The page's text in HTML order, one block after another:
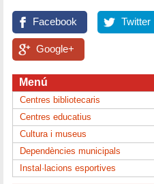
Facebook Twitter
Google+
Menú
Centres bibliotecaris
Centres educatius
Cultura i museus
Dependències municipals
Instal·lacions esportives